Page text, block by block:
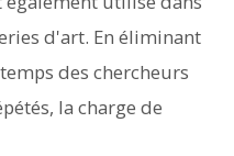
d'art. En éliminant
des chercheurs
la charge de